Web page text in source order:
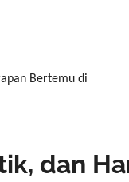
Bertemu di
dan